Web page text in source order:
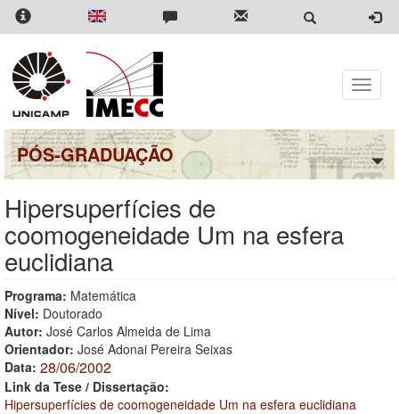
Pular
para
conteúdo
principal
Toggle
PÓS-GRADUAÇÃO
Hipersuperfícies de
coomogeneidade Um na esfera
euclidiana
Programa: Matemática
Nível: Doutorado
Autor: José Carlos Almeida de Lima
Orientador: José Adonai Pereira Seixas
Data: 28/06/2002
Link da Tese / Dissertação:
Hipersuperfícies de coomogeneidade Um na esfera euclidiana